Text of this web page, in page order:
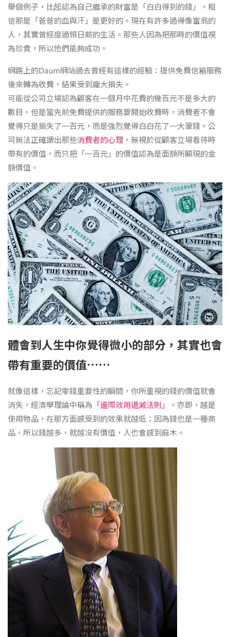
舉個例子，比起認為自己繼承的財富是「白白得到的錢」，相
信那是「爸爸的血與汗」是更好的。現在有許多過得像富翁的
人，其實曾經度過領日薪的生活。那些人因為把那時的價值視
為珍貴，所以他們能夠成功。
網路上的Daum網站過去曾經有這樣的經驗：提供免費信箱服務
後來轉為收費，結果受到龐大損失。
可能從公司立場認為顧客在一個月中花費的幾百元不是多大的
數目。但是當先前免費提供的服務要開始收費時，消費者不會
覺得只是損失了一百元，而是強烈覺得白白花了一大筆錢。公
司無法正確讀出那些消費者的心理 ，無視於從顧客立場看待時
帶有的價值，而只把「一百元」的價值認為是面額所顯現的金
額價值。
體會到人生中你覺得微小的部分，其實也會
帶有重要的價值……
就像這樣，忘記零錢重要性的瞬間，你所重視的錢的價值就會
消失，經濟學理論中稱為 「邊際效用遞減法則」
。亦即，越是
使用物品，在那方面感受到的效果就越低；因為錢也是一種商
品，所以錢越多，就越沒有價值，人也會感到麻木。